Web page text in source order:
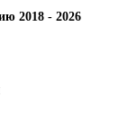
2018 - 2026